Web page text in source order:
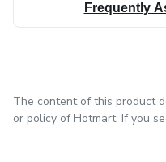
Oggi il mio lavoro nasce
Attraverso il progetto
a ridurre il peso emotivo e
equilibrata, senza perdere
Frequently
The content of this product
or policy of Hotmart. If you